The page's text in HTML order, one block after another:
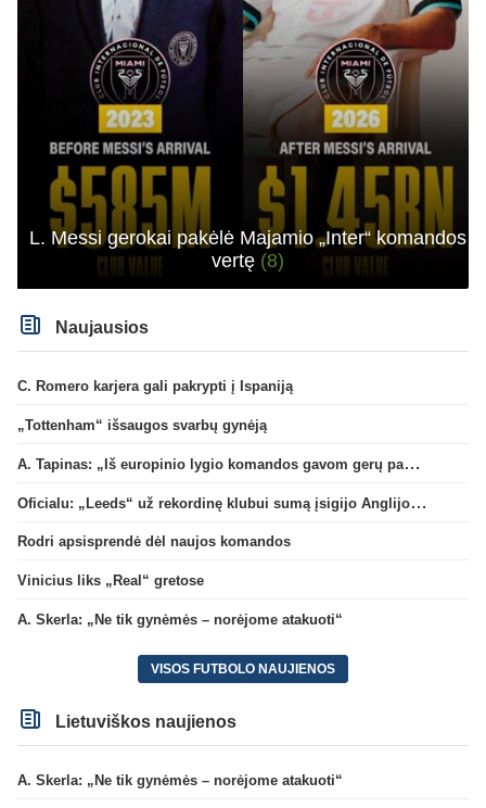
L. Messi gerokai pakėlė Majamio „Inter“ komandos
vertę (8)
Naujausios
C. Romero karjera gali pakrypti į Ispaniją
„Tottenham“ išsaugos svarbų gynėją
A. Tapinas: „Iš europinio lygio komandos gavom gerų pamokų“
Oficialu: „Leeds“ už rekordinę klubui sumą įsigijo Anglijos rinktinės vartininką
Rodri apsisprendė dėl naujos komandos
Vinicius liks „Real“ gretose
A. Skerla: „Ne tik gynėmės – norėjome atakuoti“
VISOS FUTBOLO NAUJIENOS
Lietuviškos naujienos
A. Skerla: „Ne tik gynėmės – norėjome atakuoti“